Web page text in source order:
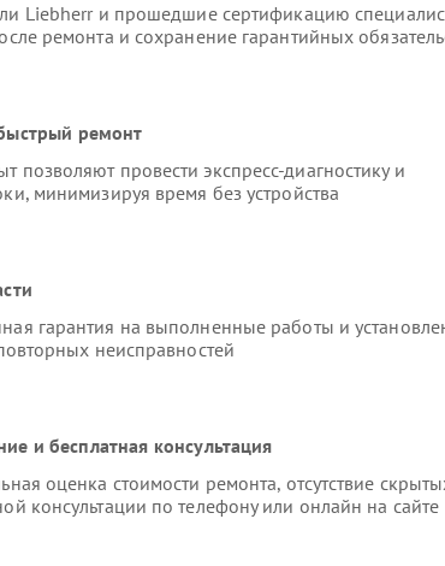
Liebherr и прошедшие сертификацию
ремонта и сохранение гарантийных
ремонт
провести экспресс-диагностику и
минимизируя время без устройства
гарантия на выполненные работы и
неисправностей
и бесплатная консультация
оценка стоимости ремонта, отсутствие
консультации по телефону или онлайн на сайте